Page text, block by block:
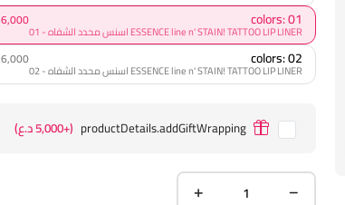
colors: 01
ESSENCE line n' STAIN! TATTOO LIP LINER اسنس محدد الشفاه - 01
6,000 د.ع
colors: 02
ESSENCE line n' STAIN! TATTOO LIP LINER اسنس محدد الشفاه - 02
6,000 د.ع
productDetails.addGiftWrapping (+5,000 د.ع)